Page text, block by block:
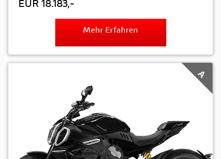
EUR 18.183,-
Mehr Erfahren
A